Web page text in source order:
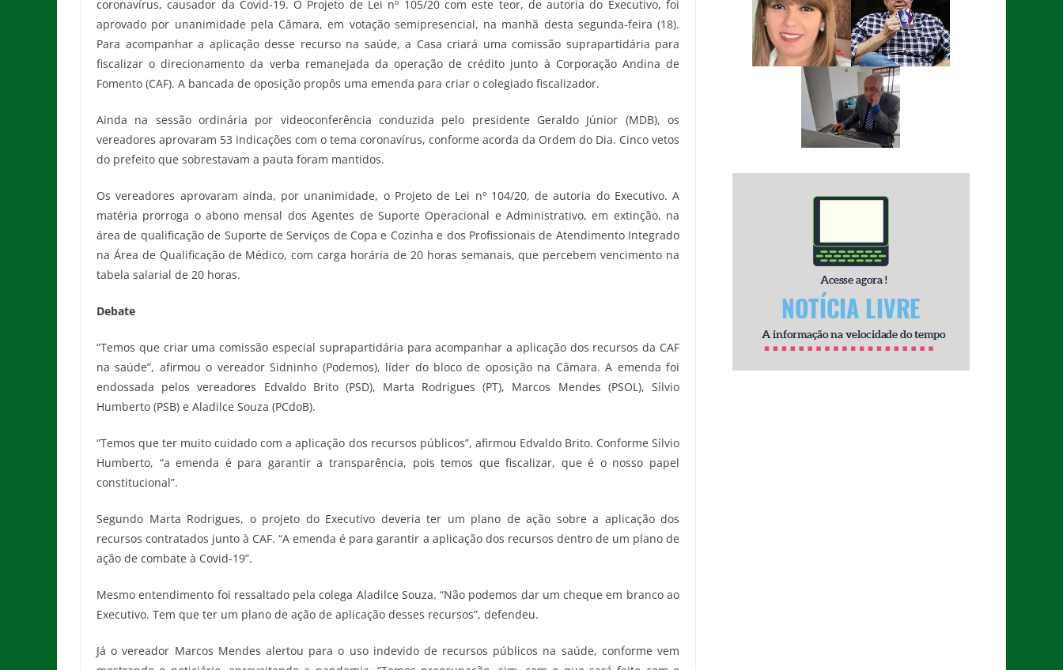
coronavírus, causador da Covid-19. O Projeto de Lei nº 105/20 com este teor, de autoria do Executivo, foi
aprovado por unanimidade pela Câmara, em votação semipresencial, na manhã desta segunda-feira (18).
Para acompanhar a aplicação desse recurso na saúde, a Casa criará uma comissão suprapartidária para
fiscalizar o direcionamento da verba remanejada da operação de crédito junto à Corporação Andina de
Fomento (CAF). A bancada de oposição propôs uma emenda para criar o colegiado fiscalizador.
Ainda na sessão ordinária por videoconferência conduzida pelo presidente Geraldo Júnior (MDB), os
vereadores aprovaram 53 indicações com o tema coronavírus, conforme acorda da Ordem do Dia. Cinco vetos
do prefeito que sobrestavam a pauta foram mantidos.
Os vereadores aprovaram ainda, por unanimidade, o Projeto de Lei nº 104/20, de autoria do Executivo. A
matéria prorroga o abono mensal dos Agentes de Suporte Operacional e Administrativo, em extinção, na
área de qualificação de Suporte de Serviços de Copa e Cozinha e dos Profissionais de Atendimento Integrado
na Área de Qualificação de Médico, com carga horária de 20 horas semanais, que percebem vencimento na
tabela salarial de 20 horas.
Debate
“Temos que criar uma comissão especial suprapartidária para acompanhar a aplicação dos recursos da CAF
na saúde”, afirmou o vereador Sidninho (Podemos), líder do bloco de oposição na Câmara. A emenda foi
endossada pelos vereadores Edvaldo Brito (PSD), Marta Rodrigues (PT), Marcos Mendes (PSOL), Sílvio
Humberto (PSB) e Aladilce Souza (PCdoB).
“Temos que ter muito cuidado com a aplicação dos recursos públicos”, afirmou Edvaldo Brito. Conforme Sílvio
Humberto, “a emenda é para garantir a transparência, pois temos que fiscalizar, que é o nosso papel
constitucional”.
Segundo Marta Rodrigues, o projeto do Executivo deveria ter um plano de ação sobre a aplicação dos
recursos contratados junto à CAF. “A emenda é para garantir a aplicação dos recursos dentro de um plano de
ação de combate à Covid-19”.
Mesmo entendimento foi ressaltado pela colega Aladilce Souza. “Não podemos dar um cheque em branco ao
Executivo. Tem que ter um plano de ação de aplicação desses recursos”, defendeu.
Já o vereador Marcos Mendes alertou para o uso indevido de recursos públicos na saúde, conforme vem